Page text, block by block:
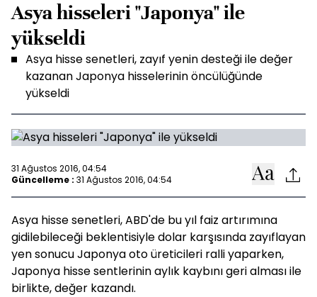
Asya hisseleri "Japonya" ile
yükseldi
Asya hisse senetleri, zayıf yenin desteği ile değer
kazanan Japonya hisselerinin öncülüğünde
yükseldi
31 Ağustos 2016, 04:54
Güncelleme : 31 Ağustos 2016, 04:54
Asya hisse senetleri, ABD'de bu yıl faiz artırımına
gidilebileceği beklentisiyle dolar karşısında zayıflayan
yen sonucu Japonya oto üreticileri ralli yaparken,
Japonya hisse sentlerinin aylık kaybını geri alması ile
birlikte, değer kazandı.